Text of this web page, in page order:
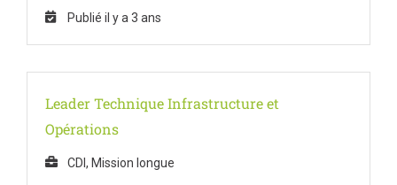
Publié il y a 3 ans
Leader Technique Infrastructure et
Opérations
CDI, Mission longue